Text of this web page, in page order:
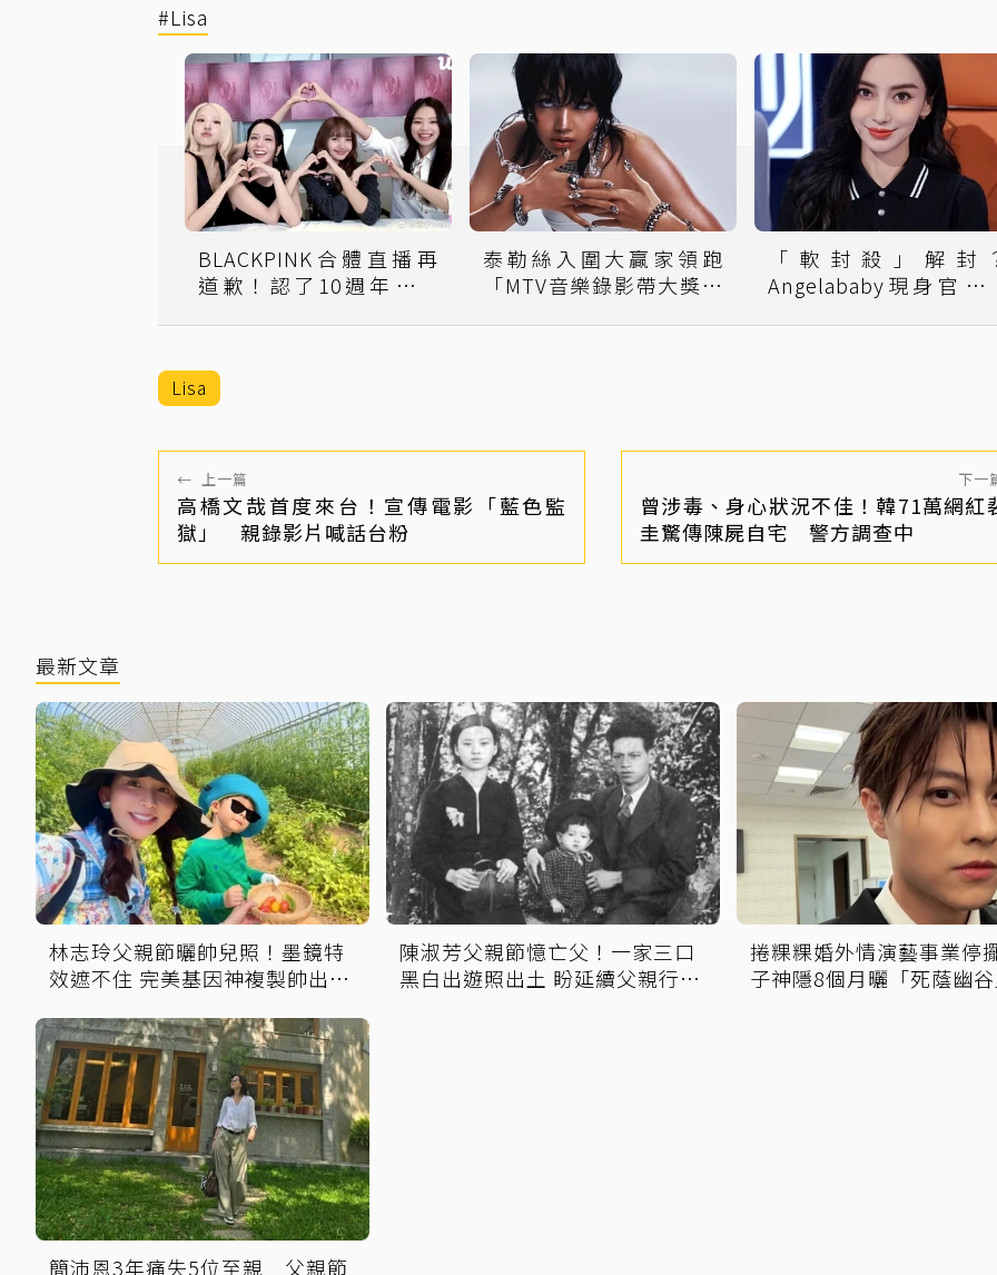
#Lisa
BLACKPINK合體直播再
道歉！認了10週年活動
泰勒絲入圍大贏家領跑
「MTV音樂錄影帶大獎」
「軟封殺」解封
Angelababy現身官方
Lisa
← 上一篇
高橋文哉首度來台！宣傳電影「藍色監
獄」 親錄影片喊話台粉
下一
曾涉毒、身心狀況不佳！韓71萬網紅
圭驚傳陳屍自宅 警方調查中
最新文章
林志玲父親節曬帥兒照！墨鏡特
效遮不住 完美基因神複製帥出新
陳淑芳父親節憶亡父！一家三口
黑白出遊照出土 盼延續父親行善
捲粿粿婚外情演藝事業停
子神隱8個月曬「死蔭幽
簡沛恩3年痛失5位至親 父親節